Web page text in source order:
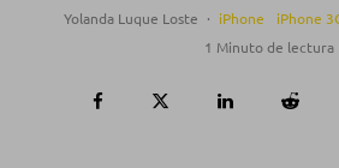
Yolanda Luque Loste · iPhone iPhone
1 Minuto de lectura